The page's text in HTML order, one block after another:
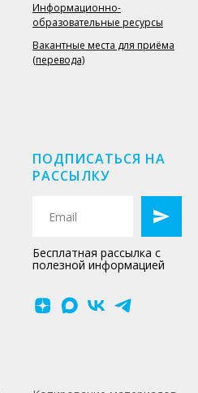
Информационно-
образовательные ресурсы
Вакантные места для приёма
(перевода)
ПОДПИСАТЬСЯ НА
РАССЫЛКУ
Бесплатная рассылка с
полезной информацией